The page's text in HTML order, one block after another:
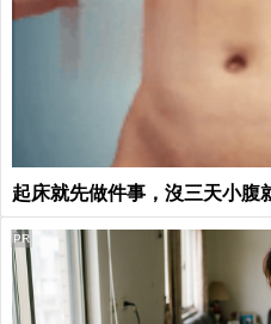
起床就先做件事，沒三天小腹
PR